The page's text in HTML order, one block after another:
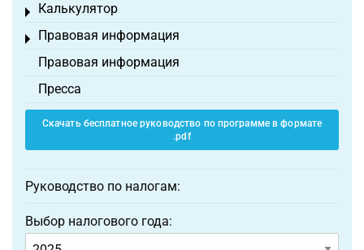
Калькулятор
Toggle menu
Правовая информация
Toggle menu
Правовая информация
Пресса
Скачать бесплатное руководство по программе в формате
.pdf
Руководство по налогам:
Выбор налогового года: